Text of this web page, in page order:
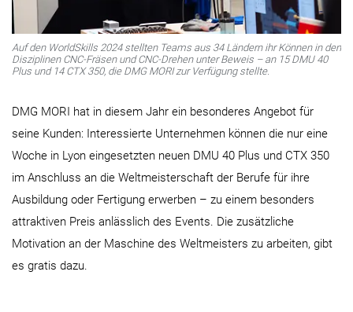
Auf den WorldSkills 2024 stellten Teams aus 34 Ländern ihr Können in den
Disziplinen CNC-Fräsen und CNC-Drehen unter Beweis – an 15 DMU 40
Plus und 14 CTX 350, die DMG MORI zur Verfügung stellte.
DMG MORI hat in diesem Jahr ein besonderes Angebot für
seine Kunden: Interessierte Unternehmen können die nur eine
Woche in Lyon eingesetzten neuen DMU 40 Plus und CTX 350
im Anschluss an die Weltmeisterschaft der Berufe für ihre
Ausbildung oder Fertigung erwerben – zu einem besonders
attraktiven Preis anlässlich des Events. Die zusätzliche
Motivation an der Maschine des Weltmeisters zu arbeiten, gibt
es gratis dazu.